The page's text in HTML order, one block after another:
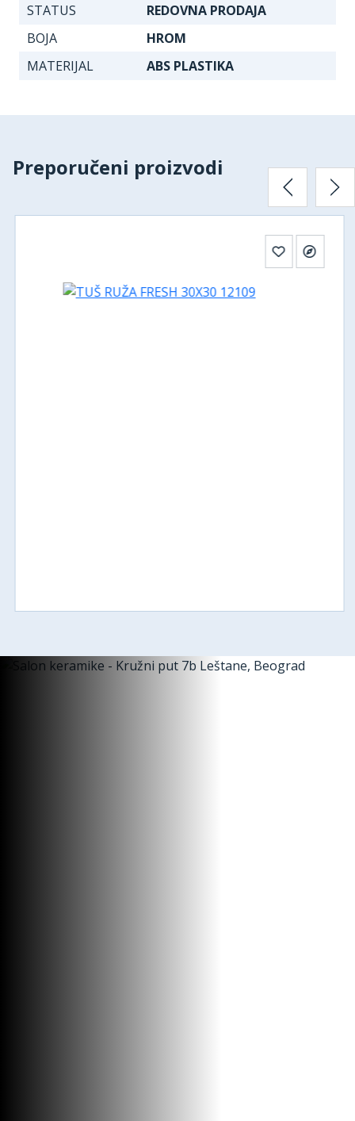
STATUS
REDOVNA PRODAJA
BOJA
HROM
MATERIJAL
ABS PLASTIKA
Preporučeni proizvodi